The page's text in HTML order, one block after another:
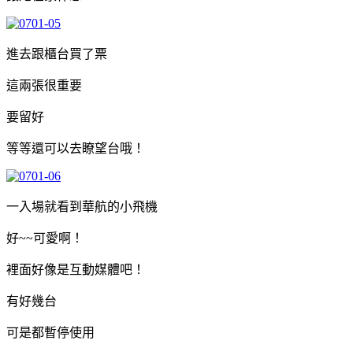
進去跟櫃台買了票
這兩張很重要
要留好
等等還可以去瞭望台哦！
一入場就看到華航的小飛機
好~~可愛啊！
裡面好像是互動媒體吧！
有好幾台
可是都暫停使用